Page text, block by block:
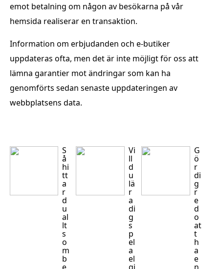
emot betalning om någon av besökarna på vår
hemsida realiserar en transaktion.
Information om erbjudanden och e-butiker
uppdateras ofta, men det är inte möjligt för oss att
lämna garantier mot ändringar som kan ha
genomförts sedan senaste uppdateringen av
webbplatsens data.
S
å
hi
tt
a
r
d
u
al
lt
s
o
m
b
Vi
ll
d
u
lä
r
a
di
g
s
p
el
a
el
G
ö
r
di
g
r
e
d
o
at
t
h
a
e